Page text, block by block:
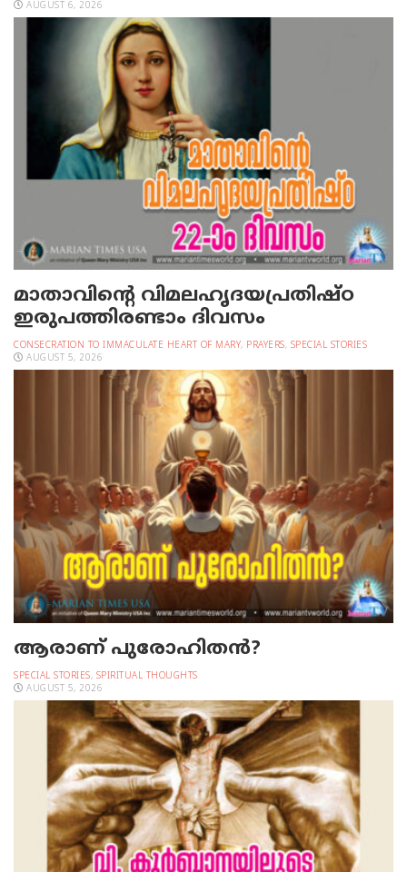
AUGUST 6, 2026
മാതാവിന്റെ വിമലഹൃദയപ്രതിഷ്ഠ
ഇരുപത്തിരണ്ടാം ദിവസം
CONSECRATION TO IMMACULATE HEART OF MARY, PRAYERS, SPECIAL STORIES
AUGUST 5, 2026
ആരാണ് പുരോഹിതൻ?
SPECIAL STORIES, SPIRITUAL THOUGHTS
AUGUST 5, 2026